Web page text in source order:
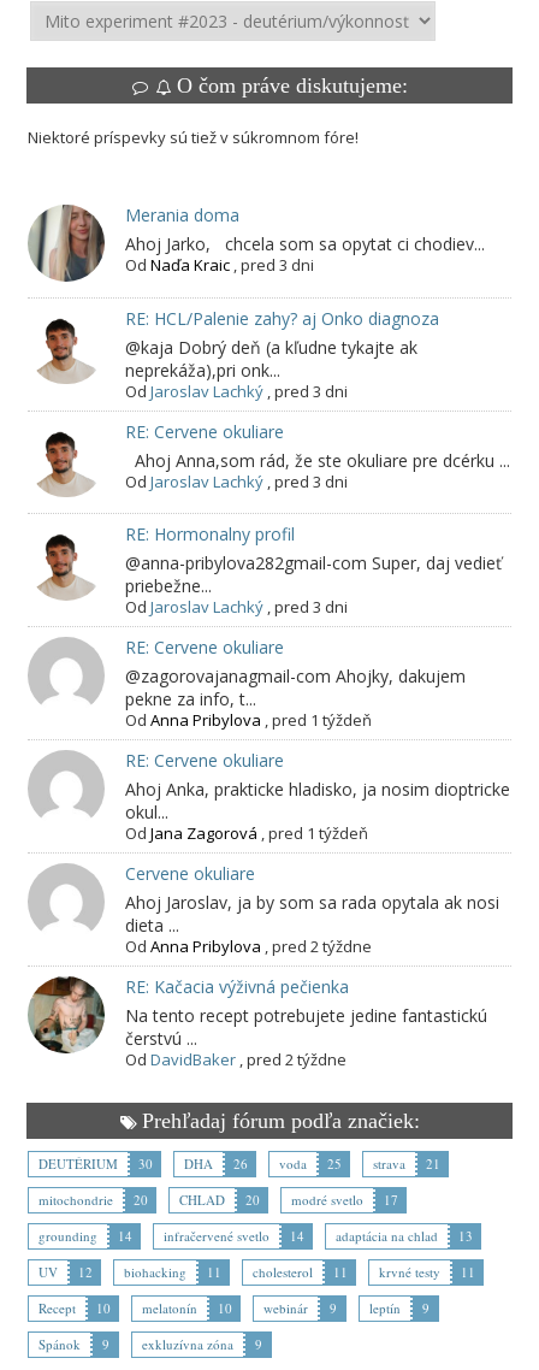
O čom práve diskutujeme:
Niektoré príspevky sú tiež v súkromnom fóre!
Merania doma
Ahoj Jarko, chcela som sa opytat ci chodiev...
Od Naďa Kraic,pred 3 dni
RE: HCL/Palenie zahy? aj Onko diagnoza
@kaja Dobrý deň (a kľudne tykajte ak
neprekáža),pri onk...
Od Jaroslav Lachký,pred 3 dni
RE: Cervene okuliare
Ahoj Anna,som rád, že ste okuliare pre dcérku ...
Od Jaroslav Lachký,pred 3 dni
RE: Hormonalny profil
@anna-pribylova282gmail-com Super, daj vedieť
priebežne...
Od Jaroslav Lachký,pred 3 dni
RE: Cervene okuliare
@zagorovajanagmail-com Ahojky, dakujem
pekne za info, t...
Od Anna Pribylova ,pred 1 týždeň
RE: Cervene okuliare
Ahoj Anka, prakticke hladisko, ja nosim dioptricke
okul...
Od Jana Zagorová ,pred 1 týždeň
Cervene okuliare
Ahoj Jaroslav, ja by som sa rada opytala ak nosi
dieta ...
Od Anna Pribylova ,pred 2 týždne
RE: Kačacia výživná pečienka
Na tento recept potrebujete jedine fantastickú
čerstvú ...
Od DavidBaker,pred 2 týždne
Prehľadaj fórum podľa značiek:
DEUTÉRIUM 30 DHA 26 voda 25 strava
21
mitochondrie
20 CHLAD 20 modré svetlo
17
grounding
14 infračervené svetlo 14 adaptácia na chlad
13
UV
12 biohacking 11 cholesterol 11 krvné testy
11
Recept
10 melatonín 10 webinár 9 leptín
9
Spánok
9 exkluzívna zóna 9